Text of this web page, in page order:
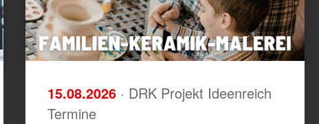
15.08.2026 · DRK Projekt Ideenreich
Termine